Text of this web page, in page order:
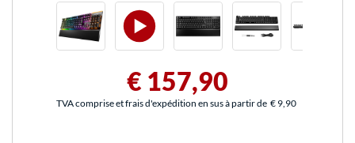
€ 157,90
TVA comprise et frais d'expédition en sus à partir de € 9,90